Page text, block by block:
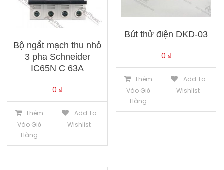
Bộ ngắt mạch thu nhỏ
3 pha Schneider
IC65N C 63A
0 ₫
Thêm
Vào Giỏ
Hàng
Add To
Wishlist
Bút thử điện DKD-03
0 ₫
Thêm
Vào Giỏ
Hàng
Add To
Wishlist